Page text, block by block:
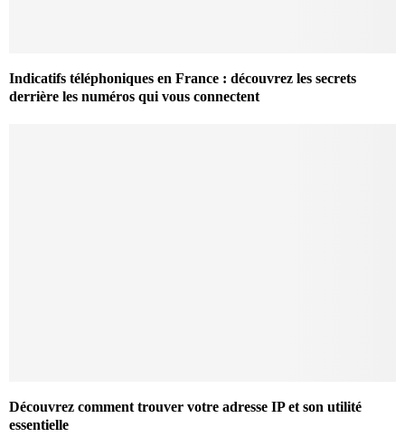
Indicatifs téléphoniques en France : découvrez les secrets
derrière les numéros qui vous connectent
Découvrez comment trouver votre adresse IP et son utilité
essentielle